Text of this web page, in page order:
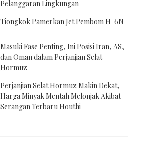
Pelanggaran Lingkungan
Tiongkok Pamerkan Jet Pembom H-6N
Masuki Fase Penting, Ini Posisi Iran, AS,
dan Oman dalam Perjanjian Selat
Hormuz
Perjanjian Selat Hormuz Makin Dekat,
Harga Minyak Mentah Melonjak Akibat
Serangan Terbaru Houthi